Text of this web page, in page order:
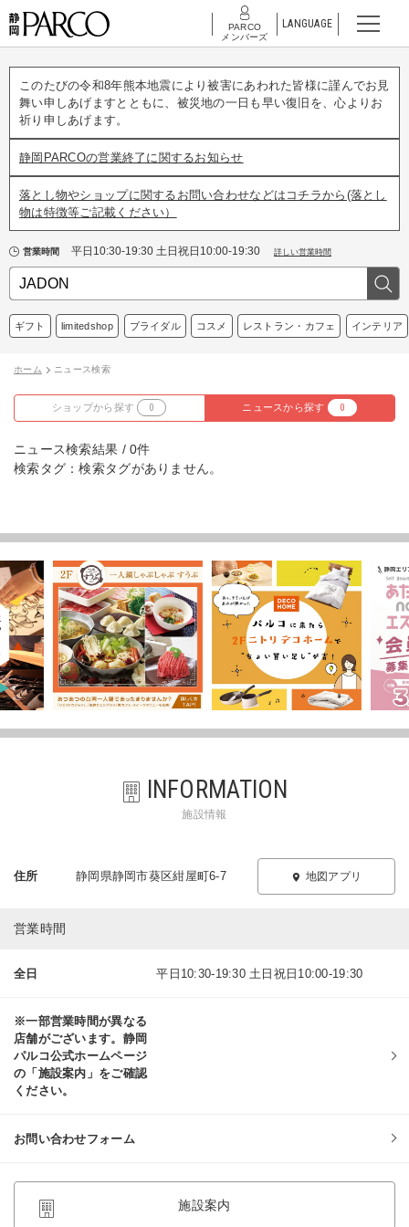
PARCO
メンバーズ
LANGUAGE
このたびの令和8年熊本地震により被害にあわれた皆様に謹んでお見
舞い申しあげますとともに、被災地の一日も早い復旧を、心よりお
祈り申しあげます。
静岡PARCOの営業終了に関するお知らせ
落とし物やショップに関するお問い合わせなどはコチラから(落とし
物は特徴等ご記載ください）
営業時間 平日10:30-19:30 土日祝日10:00-19:30 詳しい営業時間
ギフト limitedshop ブライダル コスメ レストラン・カフェ インテリア
ホーム ニュース検索
ショップから探す 0 ニュースから探す 0
ニュース検索結果 / 0件
検索タグ：検索タグがありません。
INFORMATION
施設情報
住所 静岡県静岡市葵区紺屋町6-7 地図アプリ
営業時間
全日 平日10:30-19:30 土日祝日10:00-19:30
※一部営業時間が異なる
店舗がございます。静岡
パルコ公式ホームページ
の「施設案内」をご確認
ください。
お問い合わせフォーム
施設案内